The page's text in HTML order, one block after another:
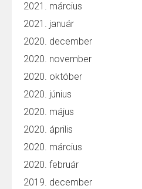
2021. március
2021. január
2020. december
2020. november
2020. október
2020. június
2020. május
2020. április
2020. március
2020. február
2019. december